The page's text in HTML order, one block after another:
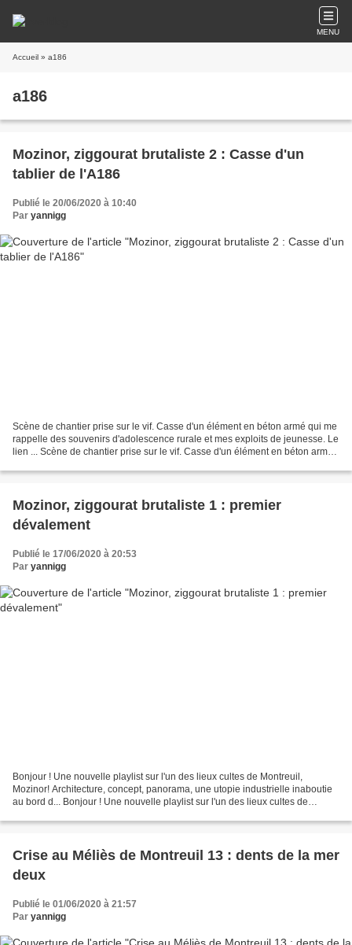
MENU
Accueil » a186
a186
Mozinor, ziggourat brutaliste 2 : Casse d'un
tablier de l'A186
Publié le 20/06/2020 à 10:40
Par yannigg
Scène de chantier prise sur le vif. Casse d'un élément en béton armé qui me
rappelle des souvenirs d'adolescence rurale et mes exploits de jeunesse. Le
lien ... Scène de chantier prise sur le vif. Casse d'un élément en béton armé
Mozinor, ziggourat brutaliste 1 : premier
dévalement
Publié le 17/06/2020 à 20:53
Par yannigg
Bonjour ! Une nouvelle playlist sur l'un des lieux cultes de Montreuil,
Mozinor! Architecture, concept, panorama, une utopie industrielle inaboutie
au bord d... Bonjour ! Une nouvelle playlist sur l'un des lieux cultes de
Crise au Méliès de Montreuil 13 : dents de la mer
deux
Publié le 01/06/2020 à 21:57
Par yannigg